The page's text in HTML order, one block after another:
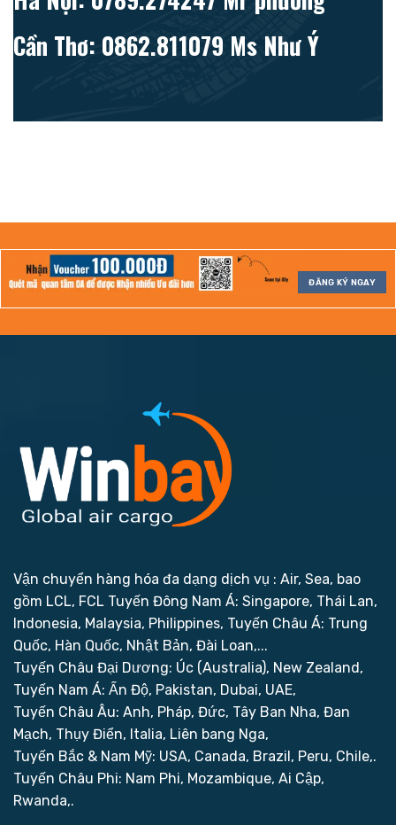
Cần Thơ: 0862.811079 Ms Như Ý
ĐĂNG KÝ NGAY
Vận chuyển hàng hóa đa dạng dịch vụ : Air, Sea, bao
gồm LCL, FCL Tuyến Đông Nam Á: Singapore, Thái Lan,
Indonesia, Malaysia, Philippines, Tuyến Châu Á: Trung
Quốc, Hàn Quốc, Nhật Bản, Đài Loan,...
Tuyến Châu Đại Dương: Úc (Australia), New Zealand,
Tuyến Nam Á: Ấn Độ, Pakistan, Dubai, UAE,
Tuyến Châu Âu: Anh, Pháp, Đức, Tây Ban Nha, Đan
Mạch, Thụy Điển, Italia, Liên bang Nga,
Tuyến Bắc & Nam Mỹ: USA, Canada, Brazil, Peru, Chile,.
Tuyến Châu Phi: Nam Phi, Mozambique, Ai Cập,
Rwanda,.